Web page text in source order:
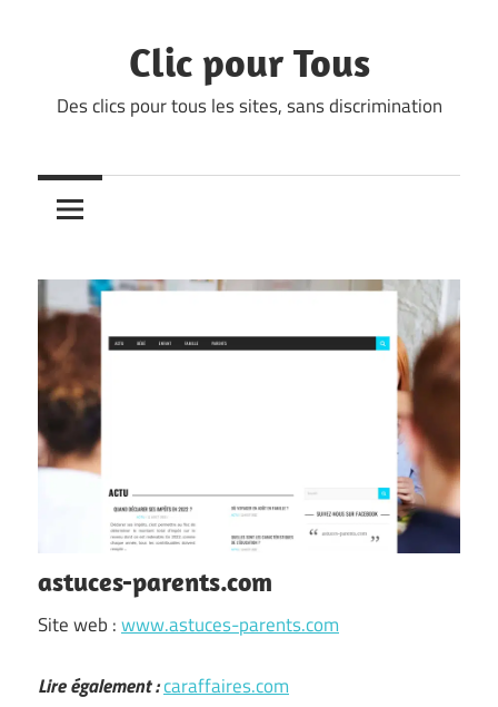
Clic pour Tous
Des clics pour tous les sites, sans discrimination
astuces-parents.com
Site web :www.astuces-parents.com
Lire également :caraffaires.com